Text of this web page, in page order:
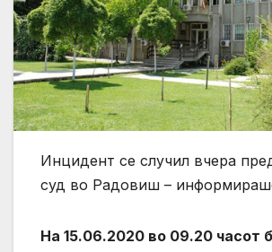
Инцидент се случил вчера
суд во Радовиш –
На 15.06.2020 во 09.20 часот